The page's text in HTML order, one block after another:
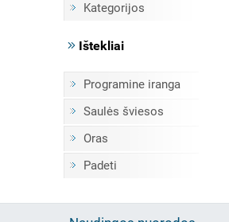
Kategorijos
Ištekliai
Programine iranga
Saulės šviesos
Oras
Padeti